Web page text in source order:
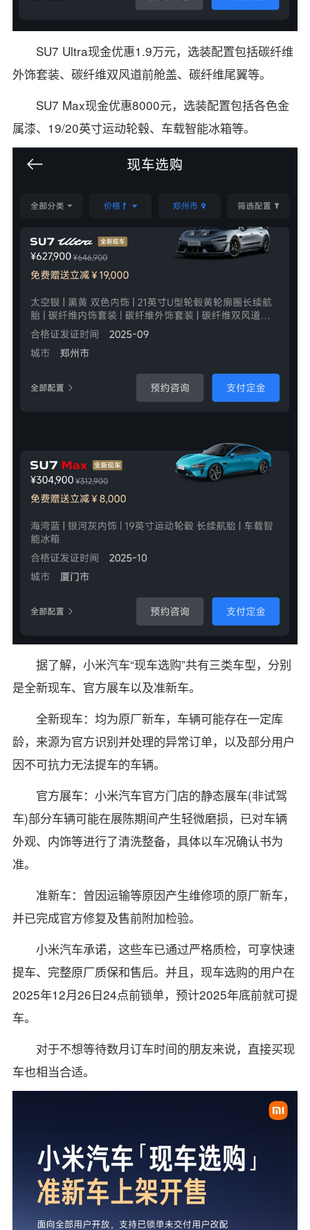
SU7 Ultra现金优惠1.9万元，选装配置包括碳纤维
外饰套装、碳纤维双风道前舱盖、碳纤维尾翼等。
SU7 Max现金优惠8000元，选装配置包括各色金
属漆、19/20英寸运动轮毂、车载智能冰箱等。
据了解，小米汽车“现车选购”共有三类车型，分别
是全新现车、官方展车以及准新车。
全新现车：均为原厂新车，车辆可能存在一定库
龄，来源为官方识别并处理的异常订单，以及部分用户
因不可抗力无法提车的车辆。
官方展车：小米汽车官方门店的静态展车(非试驾
车)部分车辆可能在展陈期间产生轻微磨损，已对车辆
外观、内饰等进行了清洗整备，具体以车况确认书为
准。
准新车：曾因运输等原因产生维修项的原厂新车，
并已完成官方修复及售前附加检验。
小米汽车承诺，这些车已通过严格质检，可享快速
提车、完整原厂质保和售后。并且，现车选购的用户在
2025年12月26日24点前锁单，预计2025年底前就可提
车。
对于不想等待数月订车时间的朋友来说，直接买现
车也相当合适。